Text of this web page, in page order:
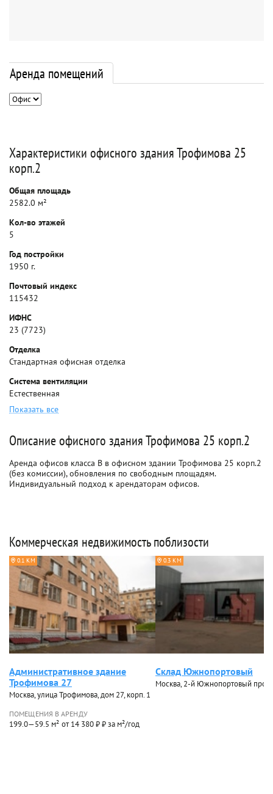
Аренда помещений
Характеристики офисного здания Трофимова 25
корп.2
Общая площадь
2582.0 м²
Кол-во этажей
5
Год постройки
1950 г.
Почтовый индекс
115432
ИФНС
23 (7723)
Отделка
Стандартная офисная отделка
Система вентиляции
Естественная
Показать все
Описание офисного здания Трофимова 25 корп.2
Аренда офисов класса B в офисном здании Трофимова 25 корп.2
(без комиссии), обновления по свободным площадям.
Индивидуальный подход к арендаторам офисов.
Коммерческая недвижимость поблизости
0.1 КМ
Административное здание
Трофимова 27
Москва, улица Трофимова, дом 27, корп. 1
ПОМЕЩЕНИЯ В АРЕНДУ
199.0—59.5 м² от 14 380 ₽ ₽ за м²/год
0.3 КМ
Склад Южнопортовый
Москва, 2-й Южнопортовый